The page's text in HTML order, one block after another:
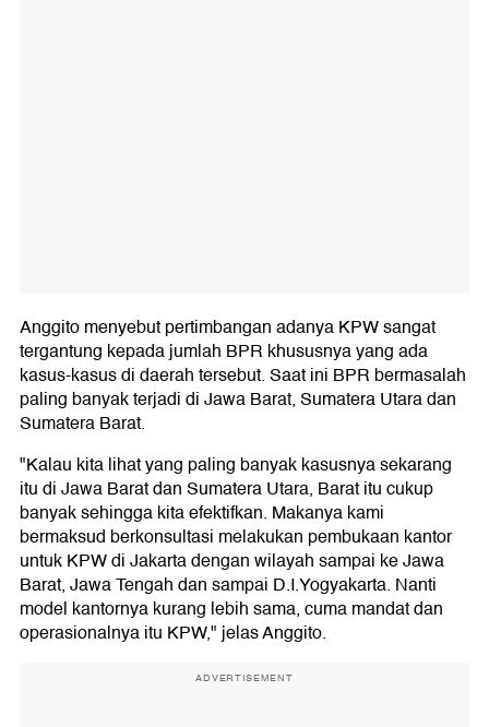
Anggito menyebut pertimbangan adanya KPW sangat
tergantung kepada jumlah BPR khususnya yang ada
kasus-kasus di daerah tersebut. Saat ini BPR bermasalah
paling banyak terjadi di Jawa Barat, Sumatera Utara dan
Sumatera Barat.
"Kalau kita lihat yang paling banyak kasusnya sekarang
itu di Jawa Barat dan Sumatera Utara, Barat itu cukup
banyak sehingga kita efektifkan. Makanya kami
bermaksud berkonsultasi melakukan pembukaan kantor
untuk KPW di Jakarta dengan wilayah sampai ke Jawa
Barat, Jawa Tengah dan sampai D.I.Yogyakarta. Nanti
model kantornya kurang lebih sama, cuma mandat dan
operasionalnya itu KPW," jelas Anggito.
ADVERTISEMENT